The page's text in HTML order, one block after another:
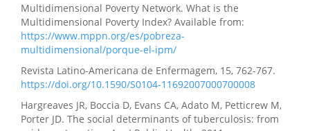
Multidimensional Poverty Network. What is the
Multidimensional Poverty Index? Available from:
https://www.mppn.org/es/pobreza-
multidimensional/porque-el-ipm/
Revista Latino-Americana de Enfermagem, 15, 762-767.
https://doi.org/10.1590/S0104-11692007000700008
Hargreaves JR, Boccia D, Evans CA, Adato M, Petticrew M,
Porter JD. The social determinants of tuberculosis: from